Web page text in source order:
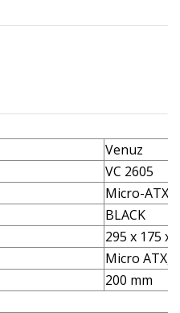
Venuz
VC 2605
Micro-ATX
BLACK
295 x 175 x
Micro ATX,
200 mm